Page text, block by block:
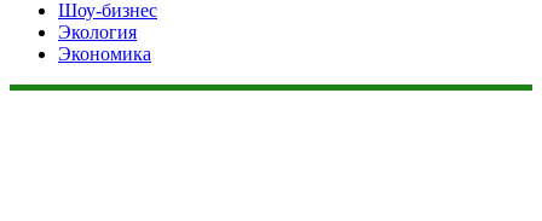
Шоу-бизнес
Экология
Экономика